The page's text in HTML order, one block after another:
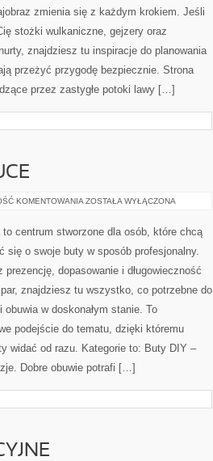
zmienia się z każdym krokiem. Jeśli
stożki wulkaniczne, gejzery oraz
znajdziesz tu inspiracje do planowania
przeżyć przygodę bezpiecznie. Strona
przez zastygłe potoki lawy […]
KOMENTOWANIA BUTY
SZTUCE
ZOSTAŁA WYŁĄCZONA
to centrum stworzone dla osób, które chcą
się o swoje buty w sposób profesjonalny.
prezencję, dopasowanie i długowieczność
znajdziesz tu wszystko, co potrzebne do
obuwia w doskonałym stanie. To
podejście do tematu, dzięki któremu
widać od razu. Kategorie to: Buty DIY –
Dobre obuwie potrafi […]